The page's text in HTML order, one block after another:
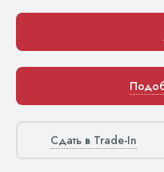
Сдать в Trade-In